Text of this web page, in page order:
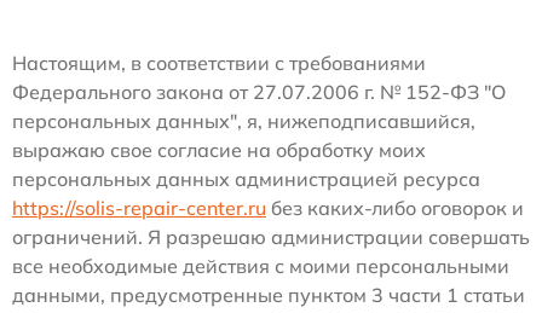
Настоящим, в соответствии с требованиями
Федерального закона от 27.07.2006 г. № 152-ФЗ "О
персональных данных", я, нижеподписавшийся,
выражаю свое согласие на обработку моих
персональных данных администрацией ресурса
https://solis-repair-center.ru без каких-либо оговорок и
ограничений. Я разрешаю администрации совершать
все необходимые действия с моими персональными
данными, предусмотренные пунктом 3 части 1 статьи